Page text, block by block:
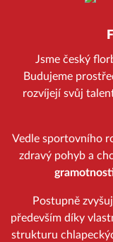
Jsme český
Budujeme
rozvíjejí svůj
Vedle sportovního
zdravý pohyb a
Postupně
především díky
strukturu